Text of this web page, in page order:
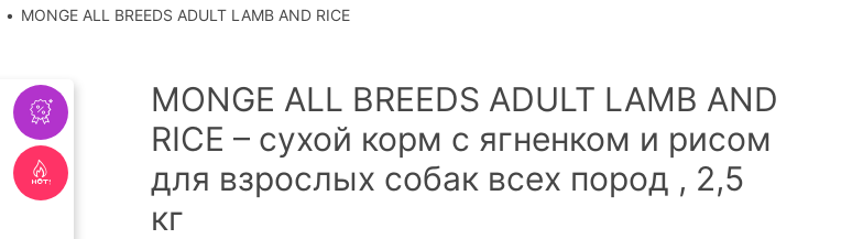
MONGE ALL BREEDS ADULT LAMB AND RICE
MONGE ALL BREEDS ADULT LAMB AND
RICE – сухой корм с ягненком и рисом
для взрослых собак всех пород , 2,5
кг